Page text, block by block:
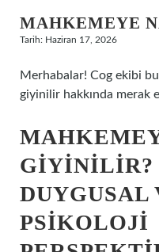
Hakkımızda
MAHKEMEYE
Tarih: Haziran 17, 2026
Merhabalar! Cog ekibi bu
giyinilir hakkında merak
GIYINILIR?
DUYGUSAL
PSIKOLOJI